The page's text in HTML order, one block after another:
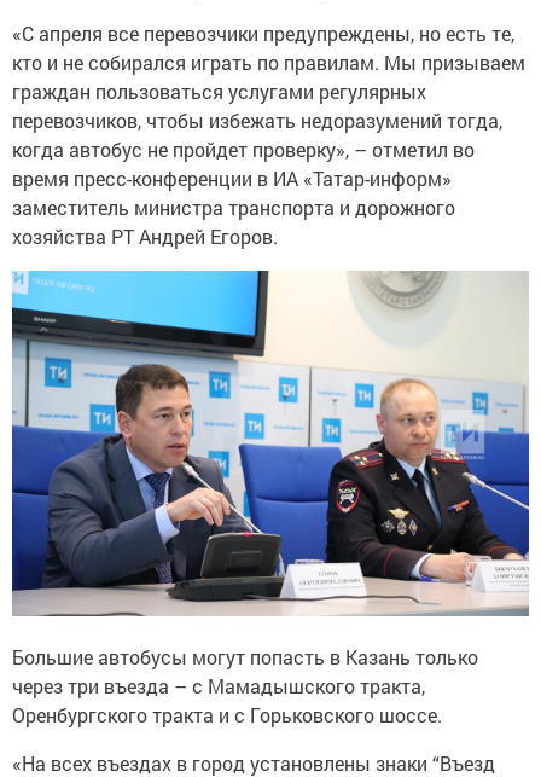
«С апреля все перевозчики предупреждены, но есть те,
кто и не собирался играть по правилам. Мы призываем
граждан пользоваться услугами регулярных
перевозчиков, чтобы избежать недоразумений тогда,
когда автобус не пройдет проверку», – отметил во
время пресс-конференции в ИА «Татар-информ»
заместитель министра транспорта и дорожного
хозяйства РТ Андрей Егоров.
Большие автобусы могут попасть в Казань только
через три въезда – с Мамадышского тракта,
Оренбургского тракта и с Горьковского шоссе.
«На всех въездах в город установлены знаки “Въезд